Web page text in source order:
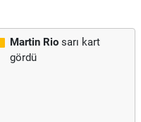
Martin Rio sarı kart
gördü